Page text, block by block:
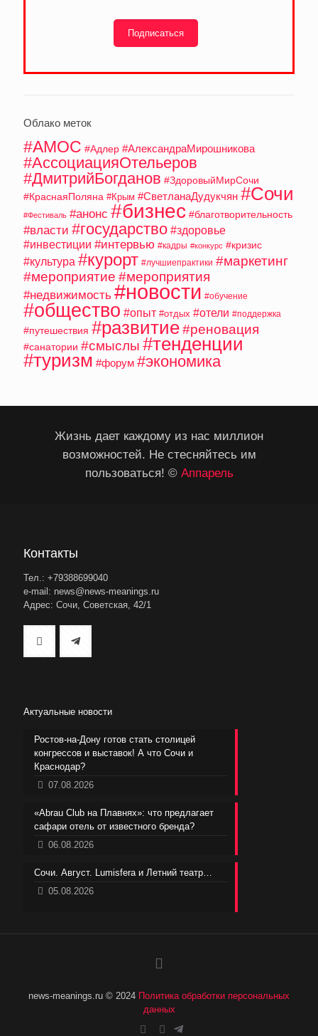
Подписаться
Облако меток
#АМОС #Адлер #АлександраМирошникова
#АссоциацияОтельеров
#ДмитрийБогданов #ЗдоровыйМирСочи
#КраснаяПоляна #Крым #СветланаДудукчян #Сочи
#Фестиваль #анонс #бизнес #благотворительность
#власти #государство #здоровье
#инвестиции #интервью #кадры #конкурс #кризис
#культура #курорт #лучшиепрактики #маркетинг
#мероприятие #мероприятия
#недвижимость #новости #обучение
#общество #опыт #отдых #отели #поддержка
#путешествия #развитие#реновация
#санатории #смыслы #тенденции
#туризм #форум #экономика
Жизнь дает каждому из нас миллион
возможностей. Не стесняйтесь им
пользоваться! © Аппарель
Контакты
Тел.: +79388699040
e-mail: news@news-meanings.ru
Адрес: Сочи, Советская, 42/1
Актуальные новости
Ростов-на-Дону готов стать столицей
конгрессов и выставок! А что Сочи и
Краснодар?
07.08.2026
«Abrau Club на Плавнях»: что предлагает
сафари отель от известного бренда?
06.08.2026
Сочи. Август. Lumisfera и Летний театр…
05.08.2026
news-meanings.ru © 2024 Политика обработки персональных
данных